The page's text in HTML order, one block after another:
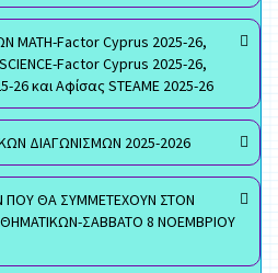
MATH-Factor Cyprus 2025-26,
Factor Cyprus 2025-26,
26 και Αφίσας STEAME 2025-26
ΔΙΑΓΩΝΙΣΜΩΝ 2025-2026
ΠΟΥ ΘΑ ΣΥΜΜΕΤΕΧΟΥΝ ΣΤΟΝ
ΣΑΒΒΑΤΟ 8 ΝΟΕΜΒΡΙΟΥ